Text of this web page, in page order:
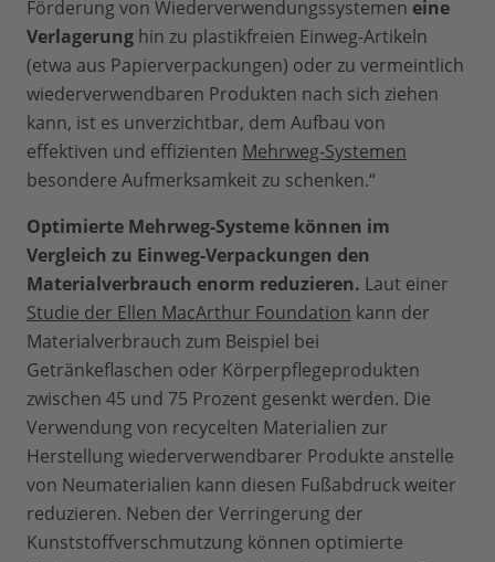
Förderung von Wiederverwendungssystemen eine
Verlagerung hin zu plastikfreien Einweg-Artikeln
(etwa aus Papierverpackungen) oder zu vermeintlich
wiederverwendbaren Produkten nach sich ziehen
kann, ist es unverzichtbar, dem Aufbau von
effektiven und effizienten Mehrweg-Systemen
besondere Aufmerksamkeit zu schenken.“
Optimierte Mehrweg-Systeme können im
Vergleich zu Einweg-Verpackungen den
Materialverbrauch enorm reduzieren. Laut einer
Studie der Ellen MacArthur Foundation kann der
Materialverbrauch zum Beispiel bei
Getränkeflaschen oder Körperpflegeprodukten
zwischen 45 und 75 Prozent gesenkt werden. Die
Verwendung von recycelten Materialien zur
Herstellung wiederverwendbarer Produkte anstelle
von Neumaterialien kann diesen Fußabdruck weiter
reduzieren. Neben der Verringerung der
Kunststoffverschmutzung können optimierte